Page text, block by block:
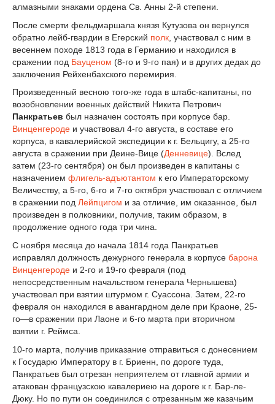
алмазными знаками ордена Св. Анны 2-й степени.
После смерти фельдмаршала князя Кутузова он вернулся
обратно лейб-гвардии в Егерский полк , участвовал с ним в
весеннем походе 1813 года в Германию и находился в
сражении под Бауценом (8-го и 9-го пая) и в других дедах до
заключения Рейхенбахского перемирия.
Произведенный весною того-же года в штабс-капитаны, по
возобновлении военных действий Никита Петрович
Панкратьев был назначен состоять при корпусе бар.
Винценгероде и участвовал 4-го августа, в составе его
корпуса, в кавалерийской экспедиции к г. Бельцигу, а 25-го
августа в сражении при Деине-Вице (Денневице). Вслед
затем (23-го сентября) он был произведен в капитаны с
назначением флигель-адъютантом к его Императорскому
Величеству, а 5-го, 6-го и 7-го октября участвовал с отличием
в сражении под Лейпцигом и за отличие, им оказанное, был
произведен в полковники, получив, таким образом, в
продолжение одного года три чина.
С ноября месяца до начала 1814 года Панкратьев
исправлял должность дежурного генерала в корпусе барона
Винценгероде и 2-го и 19-го февраля (под
непосредственным начальством генерала Чернышева)
участвовал при взятии штурмом г. Суассона. Затем, 22-го
февраля он находился в авангардном деле при Краоне, 25-
го—в сражении при Лаоне и 6-го марта при вторичном
взятии г. Реймса.
10-го марта, получив приказание отправиться с донесением
к Государю Императору в г. Бриенн, по дороге туда,
Панкратьев был отрезан неприятелем от главной армии и
атакован французскою кавалериею на дороге к г. Бар-ле-
Дюку. Но по пути он соединился с отрезанным же казачьим